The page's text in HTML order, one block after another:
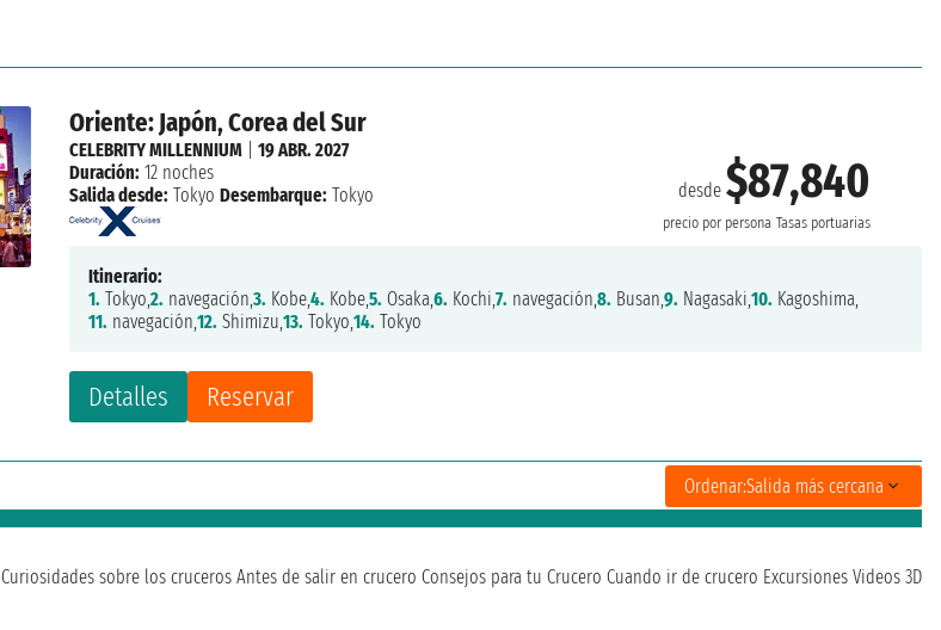
Oriente: Japón, Corea del Sur
desde$87,840
precio por persona Tasas portuarias
Detalles Reservar
CELEBRITY MILLENNIUM |19 ABR. 2027
Duración: 12 noches
Salida desde: Tokyo Desembarque: Tokyo
Itinerario:
1. Tokyo,2. navegación,3. Kobe,4. Kobe,5. Osaka,6. Kochi,7. navegación,8. Busan,9. Nagasaki,10. Kagoshima,
11. navegación,12. Shimizu,13. Tokyo,14. Tokyo
Ordenar:Salida más cercana
Curiosidades sobre los cruceros Antes de salir en crucero Consejos para tu Crucero Cuando ir de crucero Excursiones Videos 3D